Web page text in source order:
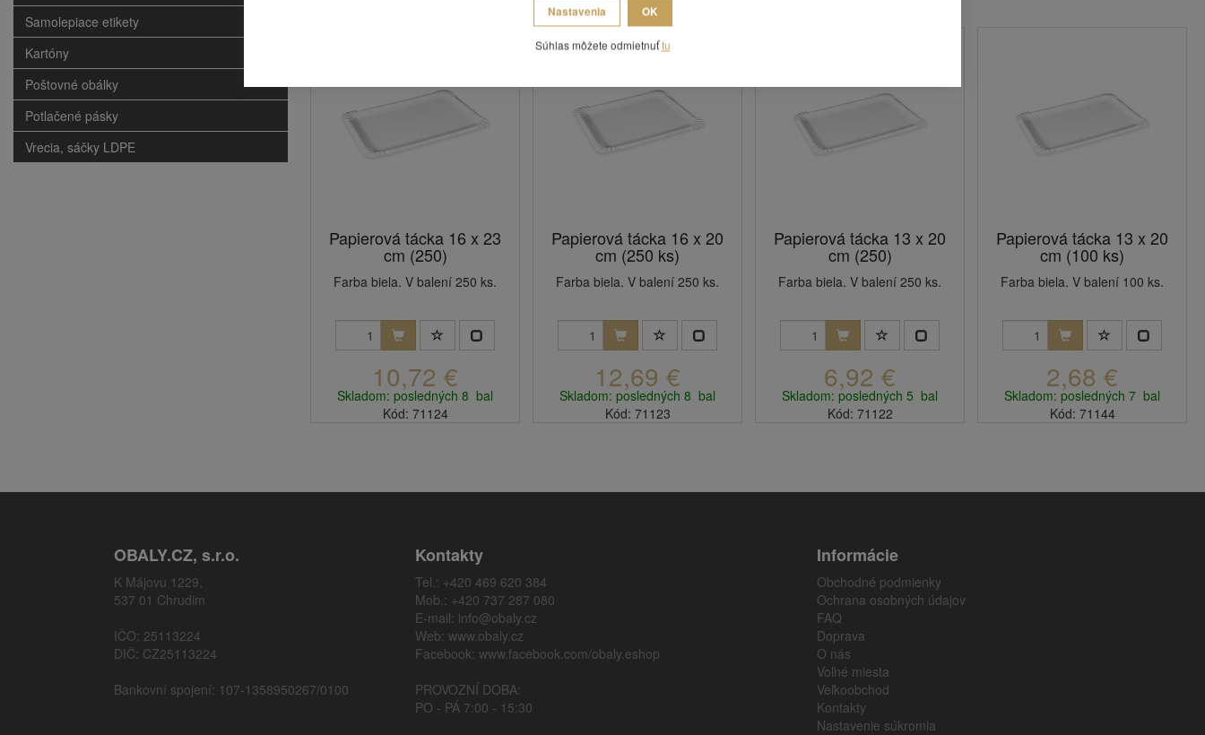
Samolepiace etikety
Kartóny
Poštovné obálky
Potlačené pásky
Vrecia, sáčky LDPE
Papierová tácka 16 x 23
cm (250)
Farba biela. V balení 250 ks.
10,72 €
Skladom: posledných 8 bal
Kód: 71124
Papierová tácka 16 x 20
cm (250 ks)
Farba biela. V balení 250 ks.
12,69 €
Skladom: posledných 8 bal
Kód: 71123
Papierová tácka 13 x 20
cm (250)
Farba biela. V balení 250 ks.
6,92 €
Skladom: posledných 5 bal
Kód: 71122
Papierová tácka 13 x 20
cm (100 ks)
Farba biela. V balení 100 ks.
2,68 €
Skladom: posledných 7 bal
Kód: 71144
OBALY.CZ, s.r.o.
K Májovu 1229,
537 01 Chrudim
IČO: 25113224
DIČ: CZ25113224
Bankovní spojení: 107-1358950267/0100
Kontakty
Tel.: +420 469 620 384
Mob.: +420 737 287 080
E-mail: info@obaly.cz
Web: www.obaly.cz
Facebook: www.facebook.com/obaly.eshop
PROVOZNÍ DOBA:
PO - PÁ 7:00 - 15:30
Informácie
Obchodné podmienky
Ochrana osobných údajov
FAQ
Doprava
O nás
Voľné miesta
Veľkoobchod
Kontakty
Nastavenie súkromia
Nastavenia OK
Súhlas môžete odmietnuťtu